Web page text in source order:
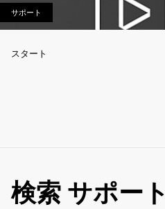
サポート
スタート
検索 サポート